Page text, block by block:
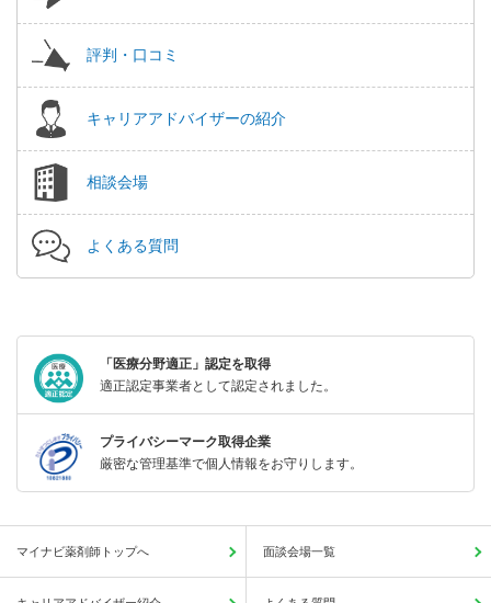
評判・口コミ
キャリアアドバイザーの紹介
相談会場
よくある質問
「医療分野適正」認定を取得
適正認定事業者として認定されました。
プライバシーマーク取得企業
厳密な管理基準で個人情報をお守りします。
マイナビ薬剤師トップへ 面談会場一覧